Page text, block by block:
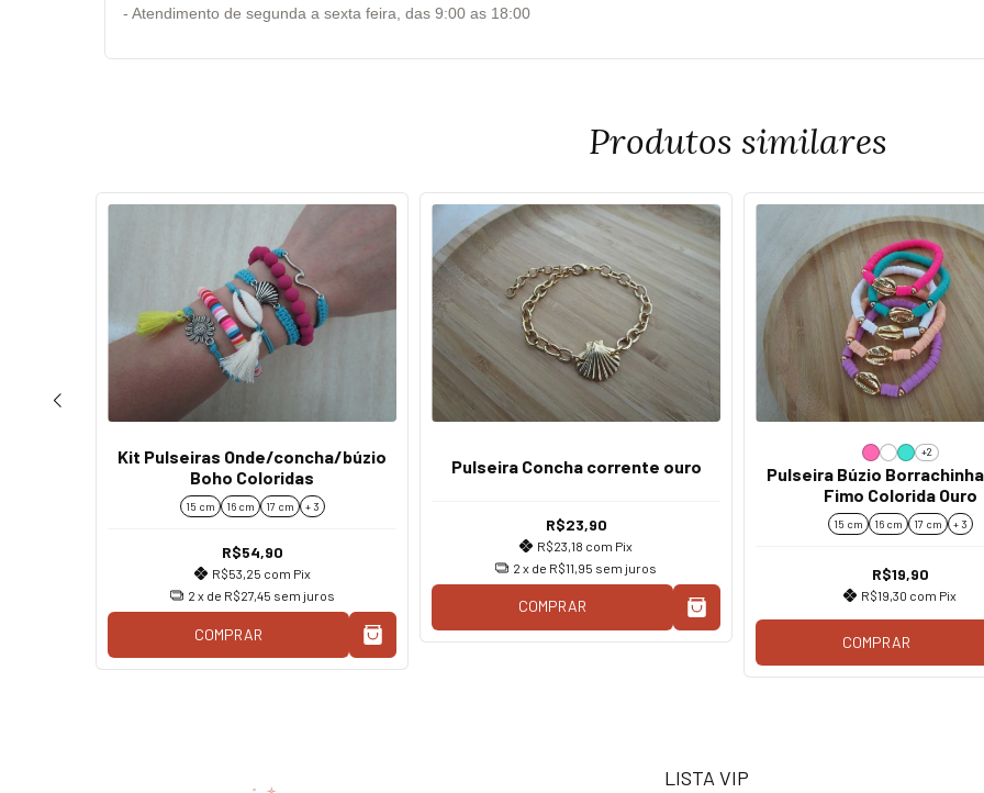
- Atendimento de segunda a sexta feira, das 9:00 as 18:00
Produtos similares
Kit Pulseiras Onde/concha/búzio
Boho Coloridas
15 cm 16 cm 17 cm + 3
R$54,90
R$53,25 com Pix
2 x de R$27,45 sem juros
COMPRAR
Pulseira Concha corrente ouro
R$23,90
R$23,18 com Pix
2 x de R$11,95 sem juros
COMPRAR
+2
Pulseira Búzio
Fimo Colorida Ouro
15 cm 16 cm 17 cm + 3
R$19,90
R$19,30 com Pix
COMPRAR
LISTA VIP